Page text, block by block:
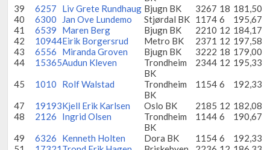
39
6257 Liv Grete Rundhaug Bjugn BK 3267 18 181,50
40
6300 Jan Ove Lundemo Stjørdal BK 1174 6
195,67
41
6539 Maren Berg Bjugn BK 2210 12 184,17
42
10944Eirik Borgersrud Metro BK 2371 12 197,58
43
6556 Miranda Groven Bjugn BK 3222 18 179,00
44
15365Audun Kleven
Trondheim
BK
2344 12 195,33
45
1010 Rolf Walstad
Trondheim
BK
1154 6
192,33
47
19193Kjell Erik Karlsen Oslo BK 2185 12 182,08
48
2126 Ingrid Olsen
Trondheim
BK
1144 6
190,67
49
6326 Kenneth Holten Dora BK 1154 6
192,33